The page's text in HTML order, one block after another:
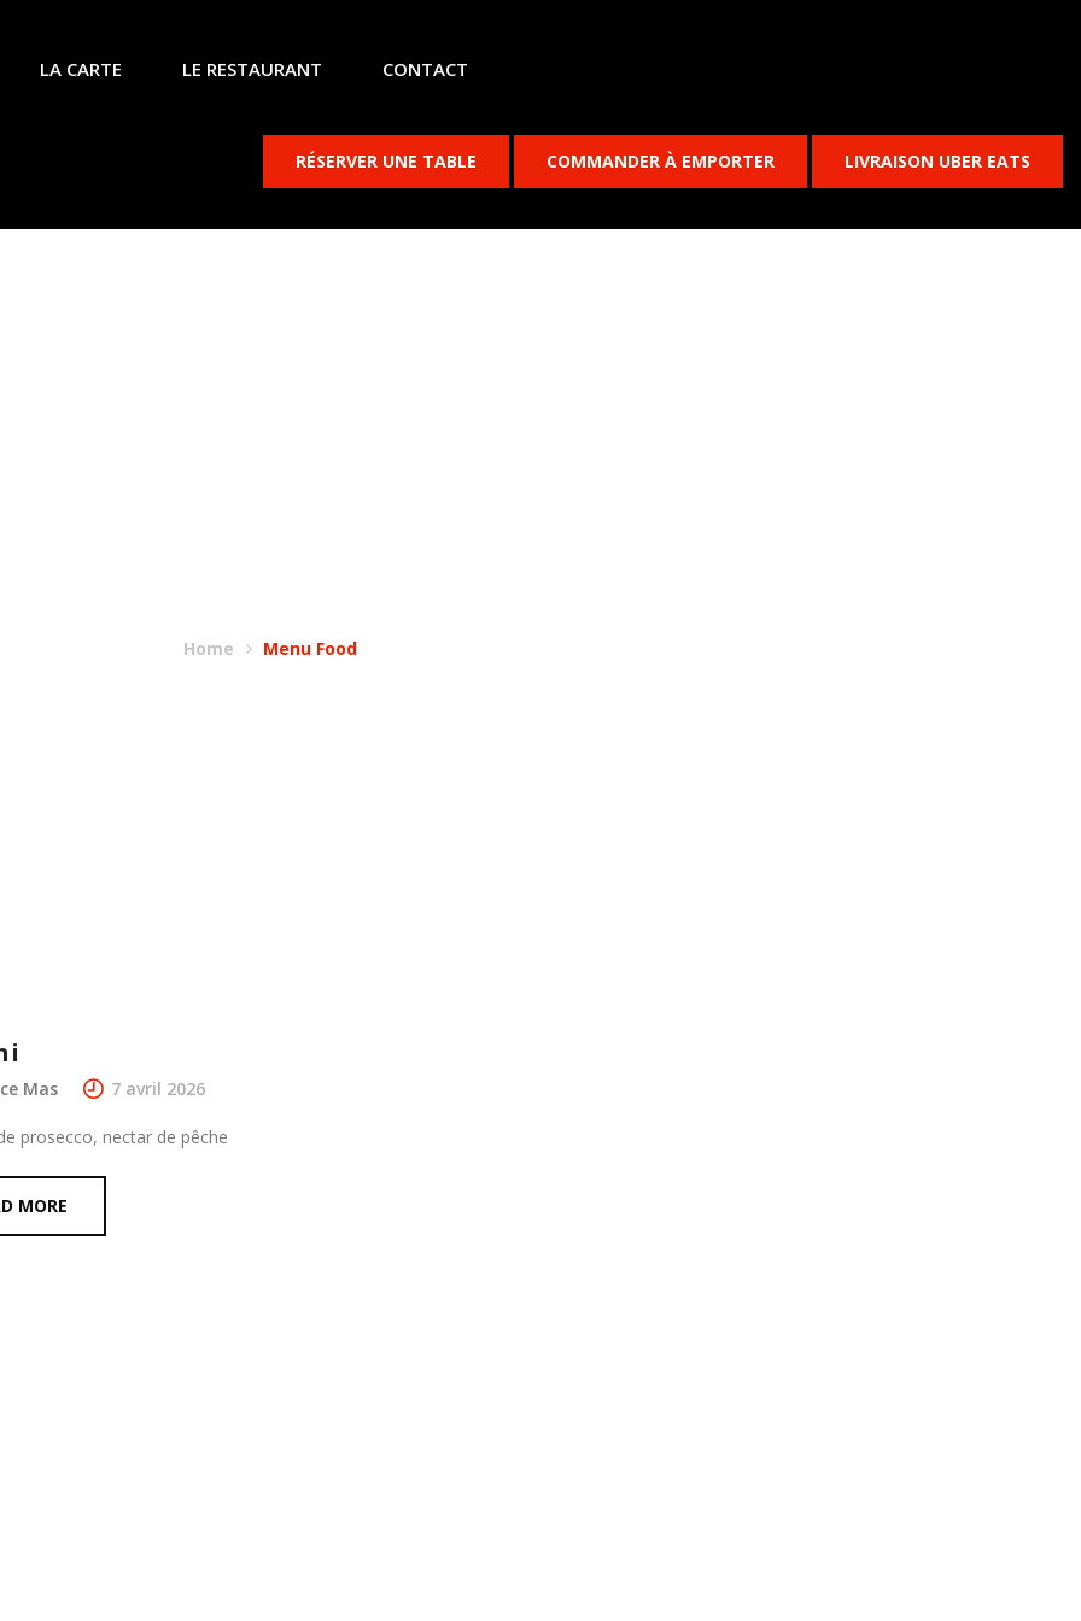
LA CARTE LE RESTAURANT CONTACT
RÉSERVER UNE TABLE COMMANDER À EMPORTER LIVRAISON UBER EATS
Home Menu Food
Mas 7 avril 2026
prosecco, nectar de pêche
MORE